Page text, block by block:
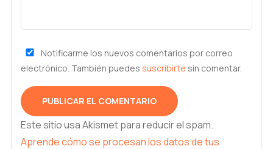
Notificarme los nuevos comentarios por correo
electrónico. También puedes suscribirte sin comentar.
Este sitio usa Akismet para reducir el spam.
Aprende cómo se procesan los datos de tus